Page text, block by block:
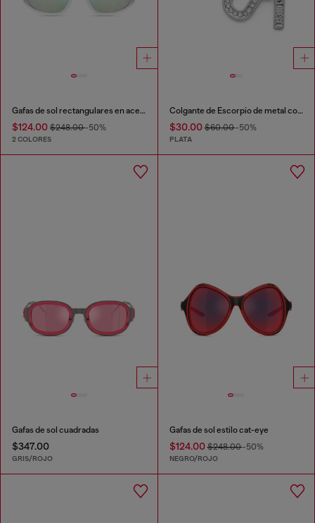
Gafas de sol rectangulares en acetato
$124.00 $248.00-50%
2 COLORES
Colgante de Escorpio de metal con pedrería
$30.00$60.00-50%
PLATA
Gafas de sol cuadradas
$347.00
GRIS/ROJO
Gafas de sol estilo cat-eye
$124.00$248.00-50%
NEGRO/ROJO